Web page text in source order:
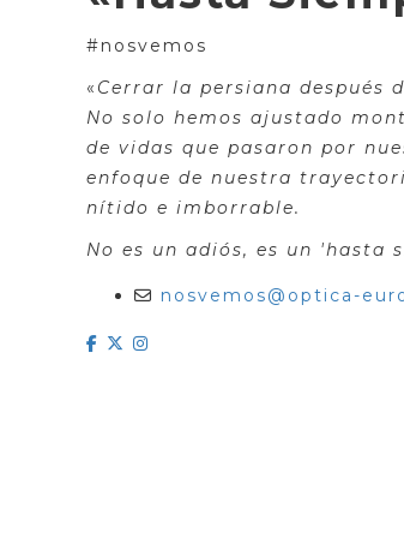
#nosvemos
« Cerrar la persiana después
No solo hemos ajustado
de vidas que pasaron por
enfoque de nuestra
nítido e imborrable.
No es un adiós, es un 'hasta
nosvemos@optica-